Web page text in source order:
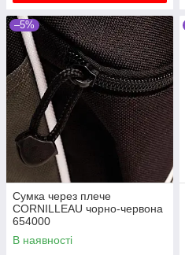
–5%
Сумка через плече
CORNILLEAU чорно-червона
654000
В наявності